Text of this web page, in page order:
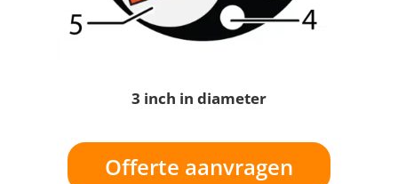
3 inch in diameter
Offerte aanvragen